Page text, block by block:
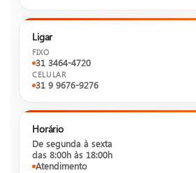
Ligar
FIXO
31 3464-4720
CELULAR
31 9 9676-9276
Horário
De segunda à sexta
das 8:00h às 18:00h
Atendimento